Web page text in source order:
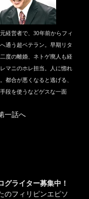
経営者で、30年前からフィ
通う超ベテラン。早期リタ
度の離婚、ネトゲ廃人も経
マニのホレ担当。人に惚れ
都合が悪くなると逃げる、
段を使うなどゲスな一面
一話へ
グライター募集中！
のフィリピンエピソ